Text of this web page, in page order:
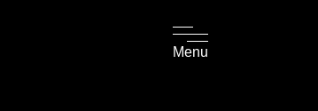
Menu